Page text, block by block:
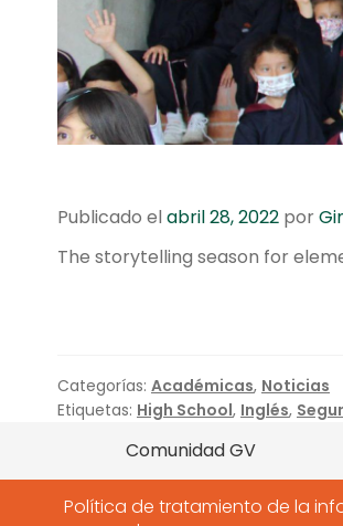
Publicado el abril 28, 2022 por
The storytelling season for
Categorías: Académicas, Noticias
Etiquetas: High School, Inglés,
Comunidad GV
Política de tratamiento de la